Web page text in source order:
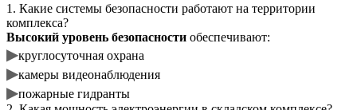
1. Какие системы безопасности работают на территории
комплекса?
Высокий уровень безопасности обеспечивают:
▶круглосуточная охрана
▶камеры видеонаблюдения
▶пожарные гидранты